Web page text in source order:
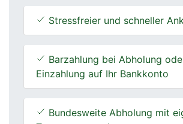
Stressfreier und schneller
Barzahlung bei Abholung
Einzahlung auf Ihr Bankkonto
Bundesweite Abholung mit